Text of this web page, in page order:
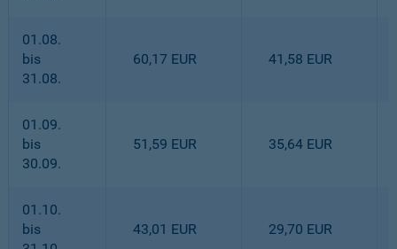
01.08.
bis
31.08.
60,17 EUR 41,58 EUR
01.09.
bis
30.09.
51,59 EUR 35,64 EUR
01.10.
bis
43,01 EUR 29,70 EUR